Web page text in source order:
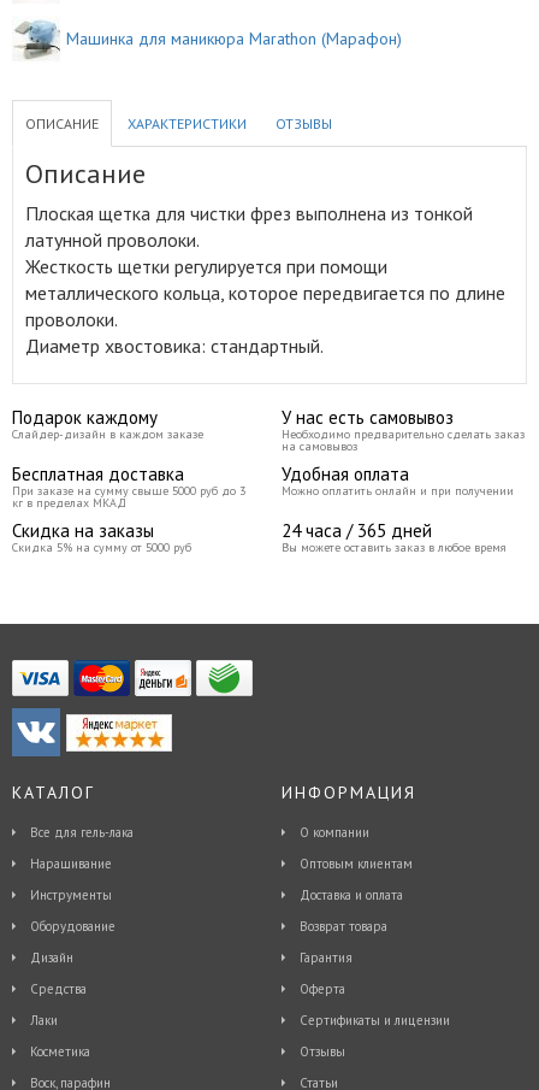
Машинка для маникюра Marathon (Марафон)
ОПИСАНИЕ ХАРАКТЕРИСТИКИ ОТЗЫВЫ
Описание
Плоская щетка для чистки фрез выполнена из тонкой
латунной проволоки.
Жесткость щетки регулируется при помощи
металлического кольца, которое передвигается по длине
проволоки.
Диаметр хвостовика: стандартный.
Подарок каждому
Слайдер-дизайн в каждом заказе
У нас есть самовывоз
Необходимо предварительно сделать заказ
на самовывоз
Бесплатная доставка
При заказе на сумму свыше 5000 руб до 3
кг в пределах МКАД
Удобная оплата
Можно оплатить онлайн и при получении
Скидка на заказы
Скидка 5% на сумму от 5000 руб
24 часа / 365 дней
Вы можете оставить заказ в любое время
КАТАЛОГ
Все для гель-лака
Наращивание
Инструменты
Оборудование
Дизайн
Средства
Лаки
Косметика
Воск, парафин
ИНФОРМАЦИЯ
О компании
Оптовым клиентам
Доставка и оплата
Возврат товара
Гарантия
Оферта
Сертификаты и лицензии
Отзывы
Статьи